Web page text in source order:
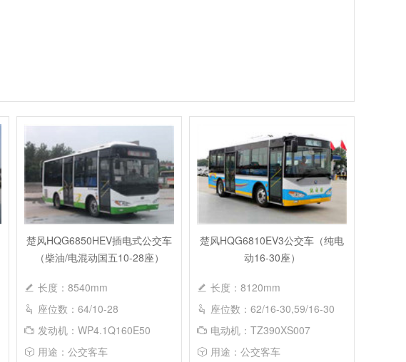
楚风HQG6850HEV插电式公交车
（柴油/电混动国五10-28座）
长度：8540mm
座位数：64/10-28
发动机：WP4.1Q160E50
用途：公交客车
楚风HQG6810EV3公交车（纯电
动16-30座）
长度：8120mm
座位数：62/16-30,59/16-30
电动机：TZ390XS007
用途：公交客车